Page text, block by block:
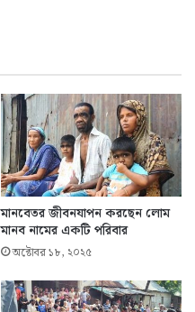
মানবেতর জীবনযাপন করছেন লোম
মানব নামের একটি পরিবার
অক্টোবর ১৮, ২০২৫